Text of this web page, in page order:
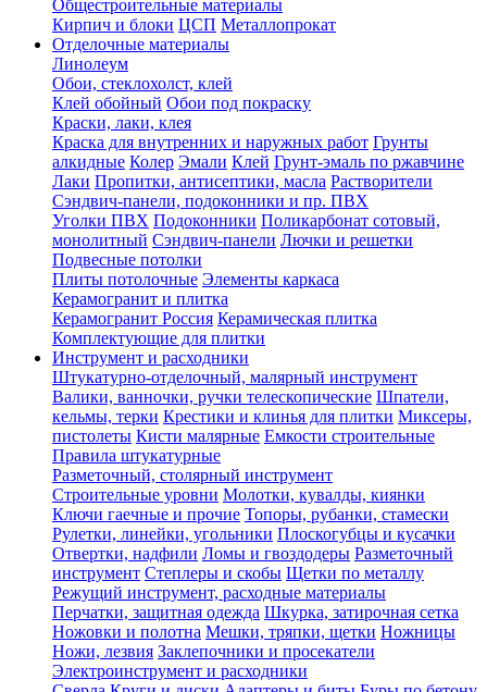
Общестроительные материалы
Кирпич и блоки ЦСП Металлопрокат
Отделочные материалы
Линолеум
Обои, стеклохолст, клей
Клей обойный Обои под покраску
Краски, лаки, клея
Краска для внутренних и наружных работ Грунты
алкидные Колер Эмали Клей Грунт-эмаль по ржавчине
Лаки Пропитки, антисептики, масла Растворители
Сэндвич-панели, подоконники и пр. ПВХ
Уголки ПВХ Подоконники Поликарбонат сотовый,
монолитный Сэндвич-панели Лючки и решетки
Подвесные потолки
Плиты потолочные Элементы каркаса
Керамогранит и плитка
Керамогранит Россия Керамическая плитка
Комплектующие для плитки
Инструмент и расходники
Штукатурно-отделочный, малярный инструмент
Валики, ванночки, ручки телескопические Шпатели,
кельмы, терки Крестики и клинья для плитки Миксеры,
пистолеты Кисти малярные Емкости строительные
Правила штукатурные
Разметочный, столярный инструмент
Строительные уровни Молотки, кувалды, киянки
Ключи гаечные и прочие Топоры, рубанки, стамески
Рулетки, линейки, угольники Плоскогубцы и кусачки
Отвертки, надфили Ломы и гвоздодеры Разметочный
инструмент Степлеры и скобы Щетки по металлу
Режущий инструмент, расходные материалы
Перчатки, защитная одежда Шкурка, затирочная сетка
Ножовки и полотна Мешки, тряпки, щетки Ножницы
Ножи, лезвия Заклепочники и просекатели
Электроинструмент и расходники